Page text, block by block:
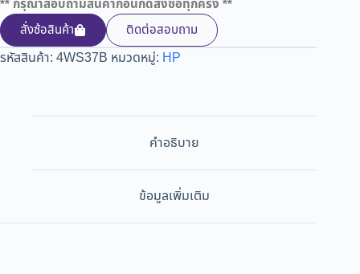
** กรุณาสอบถามสินค้าก่อนกดสั่งซื้อทุกครั้ง **
สั่งซ้อสินค้า
ติดต่อสอบถาม
รหัสสินค้า: 4WS37B หมวดหมู่: HP
คำอธิบาย
ข้อมูลเพิ่มเติม